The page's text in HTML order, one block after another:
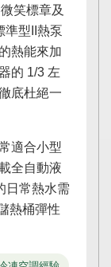
笑標章及
準型II熱泵
熱能來加
的 1/3 左
底杜絕一
適合小型
全自動液
日常熱水需
熱桶彈性